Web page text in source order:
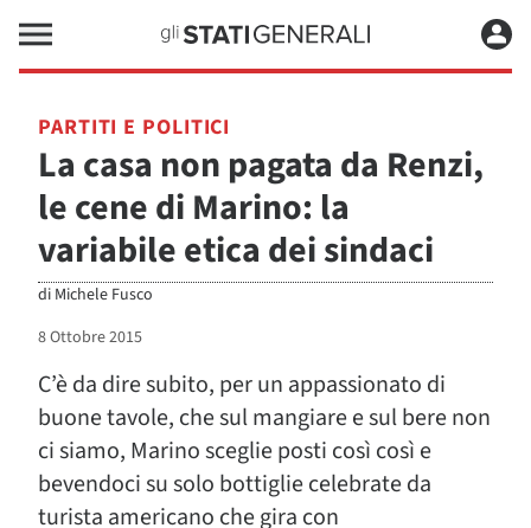
PARTITI E POLITICI
La casa non pagata da Renzi,
le cene di Marino: la
variabile etica dei sindaci
di Michele Fusco
8 Ottobre 2015
C’è da dire subito, per un appassionato di
buone tavole, che sul mangiare e sul bere non
ci siamo, Marino sceglie posti così così e
bevendoci su solo bottiglie celebrate da
turista americano che gira con